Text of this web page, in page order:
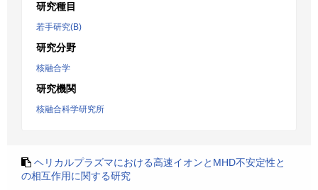
研究種目
若手研究(B)
研究分野
核融合学
研究機関
核融合科学研究所
ヘリカルプラズマにおける高速イオンとMHD不安定性と
の相互作用に関する研究